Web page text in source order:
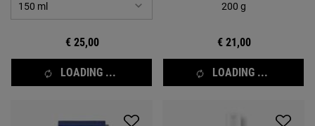
€ 25,00
LOADING ...
200 g
€ 21,00
LOADING ...